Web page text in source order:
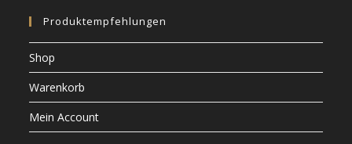
Produktempfehlungen
Shop
Warenkorb
Mein Account